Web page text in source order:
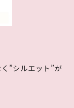
”シルエット”が